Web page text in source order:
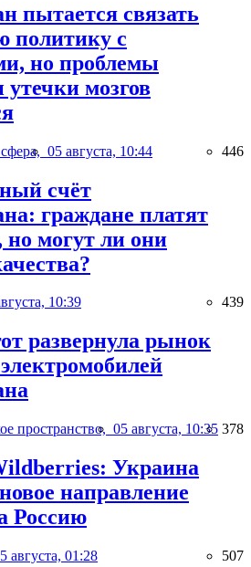
пытается связать
политику с
но проблемы
утечки мозгов
05 августа, 10:44 446
счёт
граждане платят
но могут ли они
10:39 439
развернула рынок
пространство, 05 августа, 10:35 378
Украина
направление
Россию
августа, 01:28 507